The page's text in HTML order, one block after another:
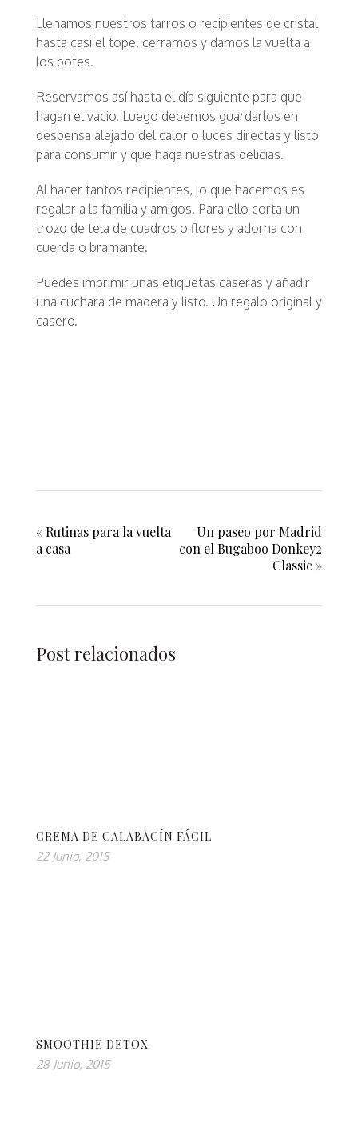
Llenamos nuestros tarros o recipientes de cristal
hasta casi el tope, cerramos y damos la vuelta a
los botes.
Reservamos así hasta el día siguiente para que
hagan el vacio. Luego debemos guardarlos en
despensa alejado del calor o luces directas y listo
para consumir y que haga nuestras delicias.
Al hacer tantos recipientes, lo que hacemos es
regalar a la familia y amigos. Para ello corta un
trozo de tela de cuadros o flores y adorna con
cuerda o bramante.
Puedes imprimir unas etiquetas caseras y añadir
una cuchara de madera y listo. Un regalo original y
casero.
« Rutinas para la vuelta
a casa
Un paseo por Madrid
con el Bugaboo Donkey2
Classic »
Post relacionados
CREMA DE CALABACÍN FÁCIL
22 Junio, 2015
SMOOTHIE DETOX
28 Junio, 2015